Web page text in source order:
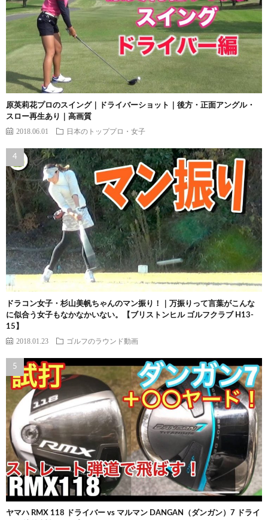
原英莉花プロのスイング｜ドライバーショット｜後方・正面アングル・
スロー再生あり｜高画質
2018.06.01 日本のトッププロ・女子
ドラコン女子・杉山美帆ちゃんのマン振り！｜万振りって言葉がこんな
に似合う女子もなかなかいない。【ブリストンヒル ゴルフクラブ H13-
15】
2018.01.23 ゴルフのラウンド動画
ヤマハ RMX 118 ドライバー vs マルマン DANGAN（ダンガン）7 ドライ